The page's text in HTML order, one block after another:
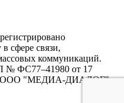
сфере связи,
коммуникаций.
№ ФС77–41980 от 17
ООО "МЕДИА-ДИАЛОГ"